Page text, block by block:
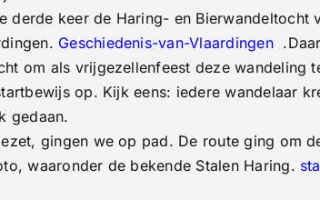
Bier
Wandeltocht
derde keer de Haring- en
Geschiedenis-van-Vlaardingen
om als vrijgezellenfeest deze wandeling
op. Kijk eens: iedere wandelaar
gedaan.
gingen we op pad. De route ging om
waaronder de bekende Stalen Haring.